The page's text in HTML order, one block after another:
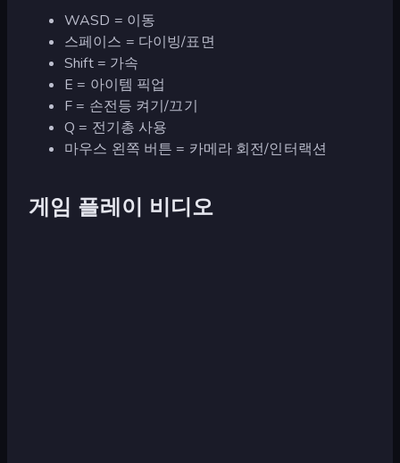
WASD = 이동
스페이스 = 다이빙/표면
Shift = 가속
E = 아이템 픽업
F = 손전등 켜기/끄기
Q = 전기총 사용
마우스 왼쪽 버튼 = 카메라 회전/인터랙션
게임 플레이 비디오